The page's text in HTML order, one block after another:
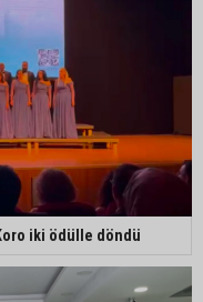
iki ödülle döndü